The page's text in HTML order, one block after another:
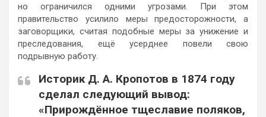
но ограничился одними угрозами. При этом
правительство усилило меры предосторожности, а
заговорщики, считая подобные меры за унижение и
преследования, ещё усерднее повели свою
подрывную работу.
Историк Д. А. Кропотов в 1874 году
сделал следующий вывод:
«Прирождённое тщеславие поляков,